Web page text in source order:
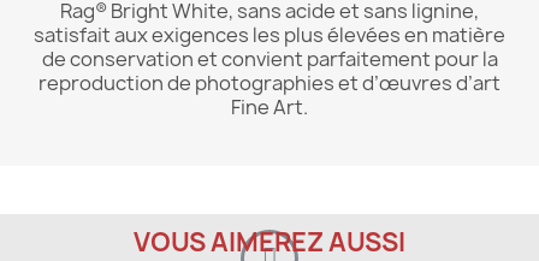
Rag® Bright White, sans acide et sans lignine,
satisfait aux exigences les plus élevées en matière
de conservation et convient parfaitement pour la
reproduction de photographies et d’œuvres d’art
Fine Art.
VOUS AIMEREZ AUSSI